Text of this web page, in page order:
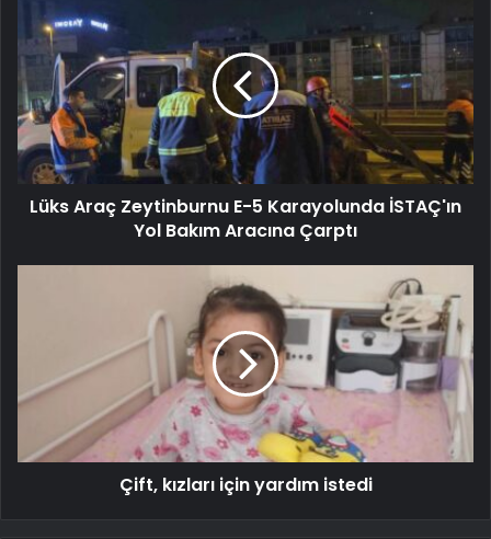
Lüks Araç Zeytinburnu E-5 Karayolunda İSTAÇ'ın
Yol Bakım Aracına Çarptı
Çift, kızları için yardım istedi